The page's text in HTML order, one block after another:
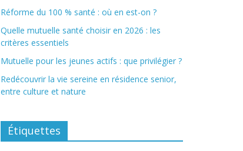
Réforme du 100 % santé : où en est-on ?
Quelle mutuelle santé choisir en 2026 : les
critères essentiels
Mutuelle pour les jeunes actifs : que privilégier ?
Redécouvrir la vie sereine en résidence senior,
entre culture et nature
Étiquettes